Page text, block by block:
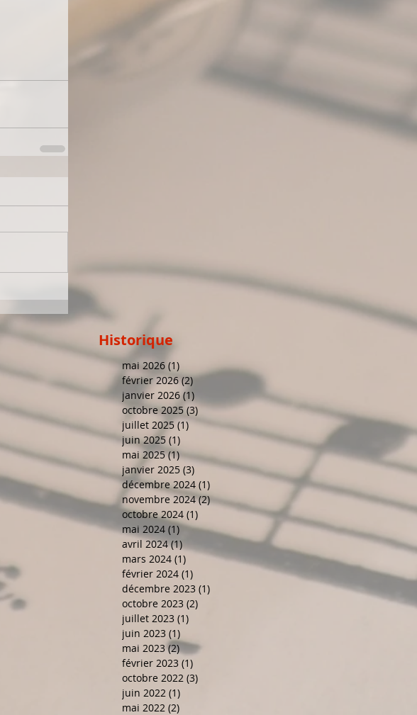
Historique
mai 2026 (1)
février 2026 (2)2 posts
janvier 2026 (1)
octobre 2025 (3) 3 posts
juillet 2025 (1) 1 post
juin 2025 (1)
mai 2025 (1) 1 post
janvier 2025 (3) 3 posts
décembre 2024 (1)
novembre 2024 (2)2 posts
octobre 2024 (1)
mai 2024 (1) 1 post
avril 2024 (1)
mars 2024 (1) 1 post
février 2024 (1)
décembre 2023 (1)
octobre 2023 (2)
juillet 2023 (1)
juin 2023 (1)
mai 2023 (2) 2 posts
février 2023 (1)
octobre 2022 (3)
juin 2022 (1)
mai 2022 (2)